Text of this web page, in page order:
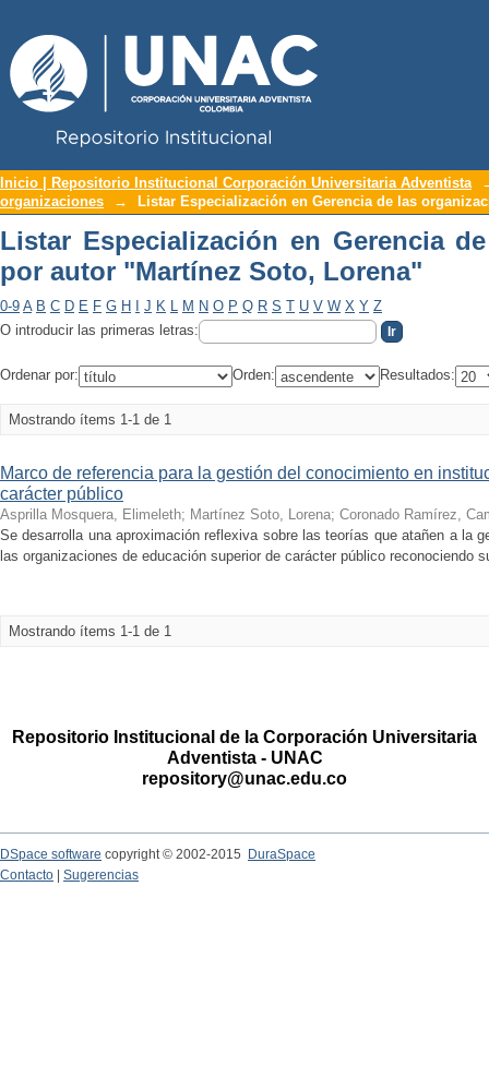
Listar Especialización en Gerencia
Lorena"
Inicio | Repositorio Institucional Corporación Universitaria Adventista
organizaciones
→ Listar Especialización en Gerencia de las
Listar Especialización en Gerencia
por autor "Martínez Soto, Lorena"
0-9 A B C D E F G H J K L M N O P Q R S T U V W X Y Z
O introducir las primeras letras:
Ordenar por: Orden: Resultados:
Mostrando ítems 1-1 de 1
Marco de referencia para la gestión del conocimiento en
carácter público
Asprilla Mosquera, Elimeleth; Martínez Soto, Lorena; Coronado Ramírez,
Se desarrolla una aproximación reflexiva sobre las teorías que atañen a la
las organizaciones de educación superior de carácter público reconociendo
Mostrando ítems 1-1 de 1
Repositorio Institucional de la Corporación Universitaria
Adventista - UNAC
repository@unac.edu.co
DSpace software copyright © 2002-2015
DuraSpace
Contacto
Sugerencias